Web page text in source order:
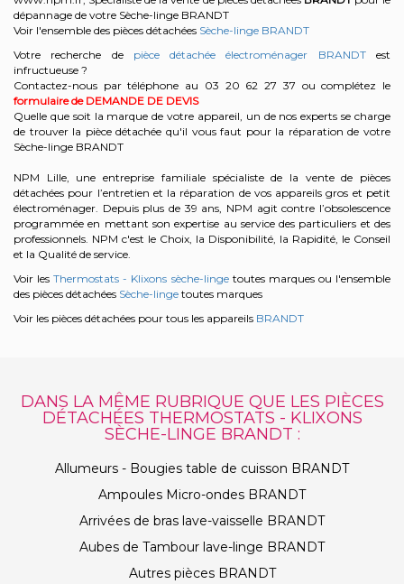
dépannage de votre Sèche-linge BRANDT
Voir l'ensemble des pièces détachées Sèche-linge BRANDT
Votre recherche de pièce détachée électroménager BRANDTest
infructueuse ?
Contactez-nous par téléphone au 03 20 62 27 37 ou complétez le
formulaire de DEMANDE DE DEVIS
Quelle que soit la marque de votre appareil, un de nos experts se charge
de trouver la pièce détachée qu'il vous faut pour la réparation de votre
Sèche-linge BRANDT
NPM Lille, une entreprise familiale spécialiste de la vente de pièces
détachées pour l’entretien et la réparation de vos appareils gros et petit
électroménager. Depuis plus de 39 ans, NPM agit contre l’obsolescence
programmée en mettant son expertise au service des particuliers et des
professionnels. NPM c'est le Choix, la Disponibilité, la Rapidité, le Conseil
et la Qualité de service.
Voir lesThermostats - Klixons sèche-lingetoutes marques ou l'ensemble
des pièces détachées Sèche-linge toutes marques
Voir les pièces détachées pour tous les appareils BRANDT
DANS LA MÊME RUBRIQUE QUE LES PIÈCES
DÉTACHÉES THERMOSTATS - KLIXONS
SÈCHE-LINGE BRANDT :
Allumeurs - Bougies table de cuisson BRANDT
Ampoules Micro-ondes BRANDT
Arrivées de bras lave-vaisselle BRANDT
Aubes de Tambour lave-linge BRANDT
Autres pièces BRANDT